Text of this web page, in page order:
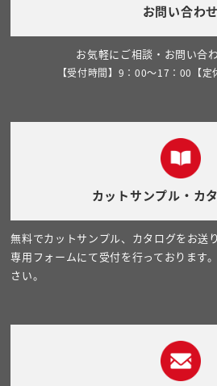
お問い合わせ
お気軽にご相談・お問い合
【受付時間】9：00～17：00【定
カットサンプル・カ
無料でカットサンプル、カタログをお送
専用フォームにて受付を行っております
さい。